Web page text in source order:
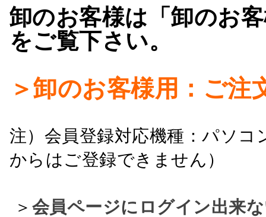
卸のお客様は「卸のお
をご覧下さい。
＞卸のお客様用：ご注
注）会員登録対応機種：パソ
からはご登録できません）
＞ 会員ページにログイン出来